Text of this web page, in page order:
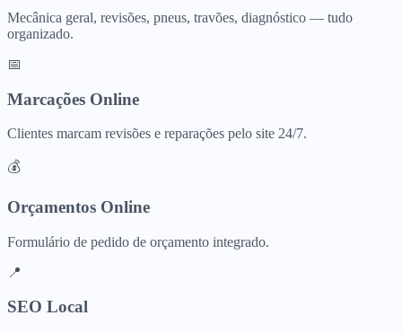
Mecânica geral, revisões, pneus, travões, diagnóstico — tudo
organizado.
📅
Marcações Online
Clientes marcam revisões e reparações pelo site 24/7.
💰
Orçamentos Online
Formulário de pedido de orçamento integrado.
📍
SEO Local